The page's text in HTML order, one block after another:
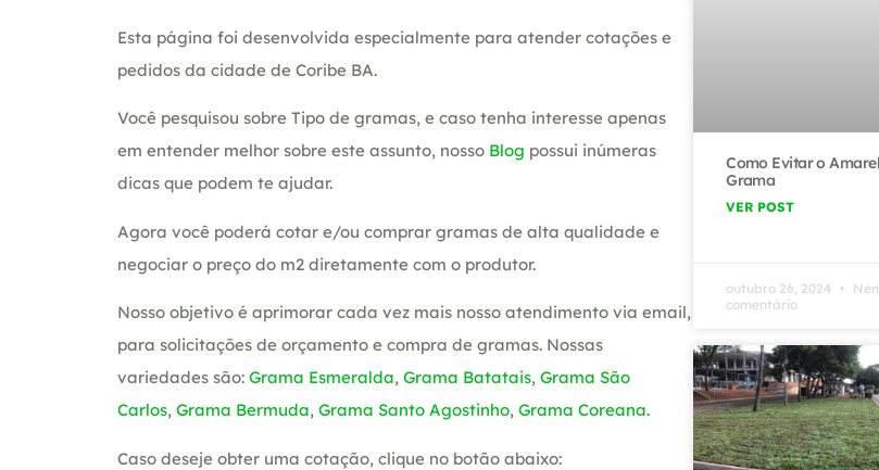
Esta página foi desenvolvida especialmente para atender cotações e
pedidos da cidade de Coribe BA.
Você pesquisou sobre Tipo de gramas, e caso tenha interesse apenas
em entender melhor sobre este assunto, nosso Blog possui inúmeras
dicas que podem te ajudar.
Agora você poderá cotar e/ou comprar gramas de alta qualidade e
negociar o preço do m2 diretamente com o produtor.
Nosso objetivo é aprimorar cada vez mais nosso atendimento via email,
para solicitações de orçamento e compra de gramas. Nossas
variedades são: Grama Esmeralda, Grama Batatais, Grama São
Carlos, Grama Bermuda, Grama Santo Agostinho, Grama Coreana.
Caso deseje obter uma cotação, clique no botão abaixo:
Como Evitar o
Grama
VER POST
outubro 26, 2024
comentário